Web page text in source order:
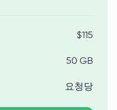
$115
50 GB
요청당